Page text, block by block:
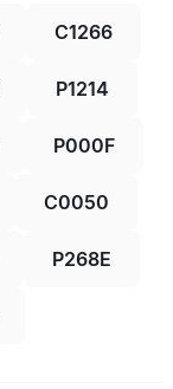
C1266
P1214
P000F
C0050
P268E